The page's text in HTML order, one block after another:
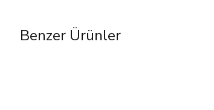
Benzer Ürünler